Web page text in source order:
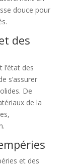
douce pour
des
des
s’assurer
De
de la
et des